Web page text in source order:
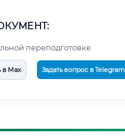
переподготовке
в Max Задать вопрос в Telegram